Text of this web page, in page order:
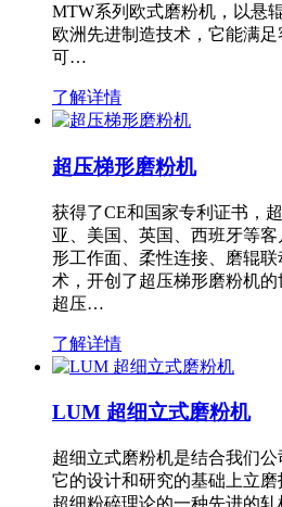
MTW系列欧式磨粉机，以悬
欧洲先进制造技术，它能满
可…
了解详情
超压梯形磨粉机
获得了CE和国家专利证书，
亚、美国、英国、西班牙等
形工作面、柔性连接、磨辊
术，开创了超压梯形磨粉机
超压…
了解详情
LUM 超细立式磨粉机
超细立式磨粉机是结合我们公
它的设计和研究的基础上立
超细粉碎理论的一种先进的